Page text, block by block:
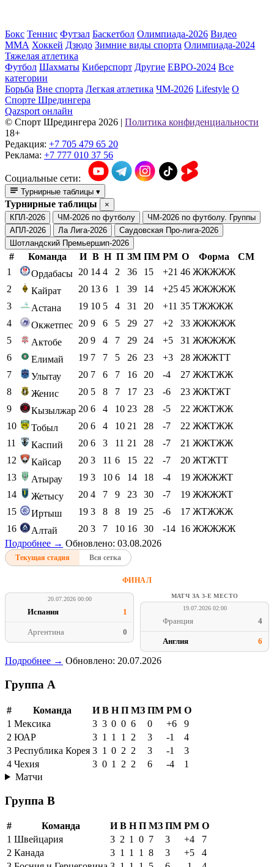
Бокс Теннис Футзал Баскетбол Олимпиада-2026 Видео
ММА Хоккей Дзюдо Зимние виды спорта Олимпиада-2024
Тяжелая атлетика
Футбол Шахматы Киберспорт Другие ЕВРО-2024 Все
категории
Борьба Вне спорта Легкая атлетика ЧМ-2026 Lifestyle О
Спорте Шредингера
Qazsport онлайн
© Cпорт Шредингера 2026
Политика конфиденциальности
18+
Редакция: +7 705 479 65 20
Реклама: +7 777 010 37 56
Социальные сети:
Турнирные таблицы ▾
Турнирные таблицы
×
КПЛ-2026
ЧМ-2026 по футболу
ЧМ-2026 по футболу. Группы
АПЛ-2026
Ла Лига-2026
Саудовская Про-лига-2026
Шотландский Премьершип-2026
# Команда И В Н П ЗМ ПМ РМ О Форма
СМ
1
Ордабасы 20 14 4 2 36 15 +21 46 ЖЖЖЖЖ
2
Кайрат 20 13 6 1 39 14 +25 45 ЖЖЖЖЖ
3
Астана 19 10 5 4 31 20 +11 35 ТЖЖЖЖ
4
Окжетпес 20 9 6 5 29 27 +2 33 ЖЖЖЖЖ
5
Актобе 20 9 4 7 29 24 +5 31 ЖЖЖЖЖ
6
Елимай 19 7 7 5 26 23 +3 28 ЖЖЖТТ
7
Улытау 20 7 6 7 16 20 -4 27 ЖЖТЖЖ
8
Женис 20 5 8 7 17 23 -6 23 ЖЖТЖТ
9
Кызылжар 20 6 4 10 23 28 -5 22 ЖЖТЖЖ
10
Тобыл 20 6 4 10 21 28 -7 22 ЖЖТЖЖ
11
Каспий 20 6 3 11 21 28 -7 21 ЖЖТЖЖ
12
Кайсар 20 3 11 6 15 22 -7 20 ЖТЖТТ
13
Атырау 19 3 10 6 14 18 -4 19 ЖЖЖЖТ
14
Жетысу 20 4 7 9 23 30 -7 19 ЖЖЖЖТ
15
Иртыш 19 3 8 8 19 25 -6 17 ЖТЖЖЖ
16
Алтай 20 3 7 10 16 30 -14 16 ЖЖЖЖЖ
Подробнее → Обновлено: 03.08.2026
Текущая стадия Вся сетка
ФИНАЛ
20.07.2026 00:00
Испания 1
Аргентина 0
МАТЧ ЗА 3-Е МЕСТО
19.07.2026 02:00
Франция 4
Англия 6
Подробнее → Обновлено: 20.07.2026
Группа A
# Команда И В Н П МЗ ПМ РМ О
1 Мексика 3 3 0 0 6 0 +6
9
2 ЮАР 3 1 1 1 2 3 -1
4
3 Республика Корея 3 1 0 2 2 3 -1
3
4 Чехия 3 0 1 2 2 6 -4
1
Матчи
Группа B
# Команда И В Н П МЗ ПМ РМ О
1 Швейцария 3 2 1 0 7 3 +4
7
2 Канада 3 1 1 1 8 3 +5
4